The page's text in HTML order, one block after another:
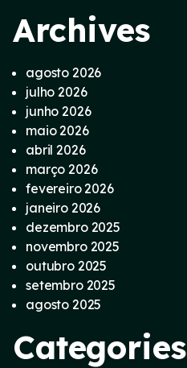
Archives
agosto 2026
julho 2026
junho 2026
maio 2026
abril 2026
março 2026
fevereiro 2026
janeiro 2026
dezembro 2025
novembro 2025
outubro 2025
setembro 2025
agosto 2025
Categories